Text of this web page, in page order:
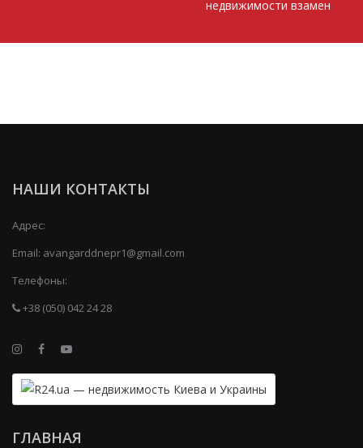
недвижимости взамен
НАШИ КОНТАКТЫ
Адрес:
Email: avangarddnepr1@gmail.com
Телефоны:
+38 (050) 042 24 28
ГЛАВНАЯ